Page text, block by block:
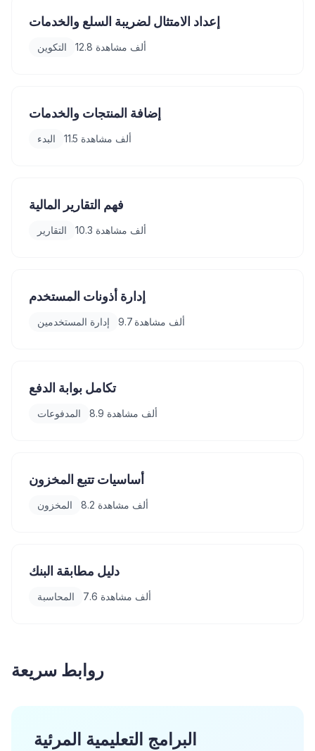
إعداد الامتثال لضريبة السلع والخدمات
التكوين 12.8 ألف مشاهدة
إضافة المنتجات والخدمات
البدء 11.5 ألف مشاهدة
فهم التقارير المالية
التقارير 10.3 ألف مشاهدة
إدارة أذونات المستخدم
إدارة المستخدمين 9.7 ألف مشاهدة
تكامل بوابة الدفع
المدفوعات 8.9 ألف مشاهدة
أساسيات تتبع المخزون
المخزون 8.2 ألف مشاهدة
دليل مطابقة البنك
المحاسبة 7.6 ألف مشاهدة
روابط سريعة
البرامج التعليمية المرئية